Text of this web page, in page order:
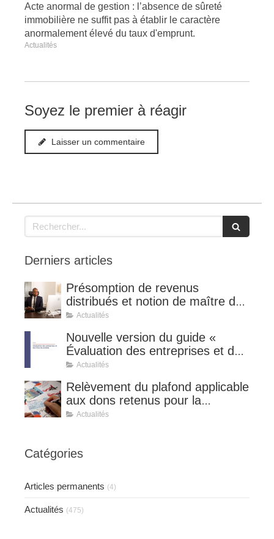
Acte anormal de gestion : l’absence de sûreté
immobilière ne suffit pas à établir le caractère
anormalement élevé du taux d'emprunt.
Actualités
Soyez le premier à réagir
Laisser un commentaire
Rechercher
Derniers articles
Présomption de revenus
distribués et notion de maître de
l'affaire (CE 8 juillet 2026, n°
Actualités
Nouvelle version du guide «
Évaluation des entreprises et des
titres de sociétés ».
Actualités
Relèvement du plafond applicable
aux dons retenus pour la
détermination de la réduction
Actualités
Catégories
Articles permanents (4)
Actualités (475)